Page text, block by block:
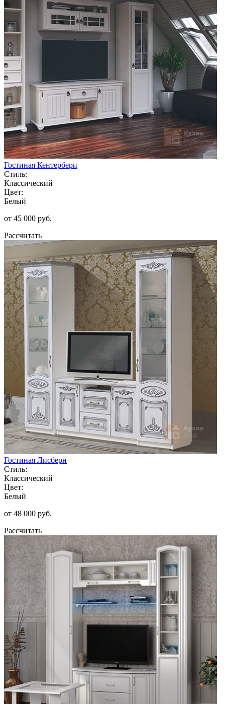
Гостиная Кентербери
Стиль:
Классический
Цвет:
Белый
от 45 000 руб.
Рассчитать
Гостиная Лисберн
Стиль:
Классический
Цвет:
Белый
от 48 000 руб.
Рассчитать